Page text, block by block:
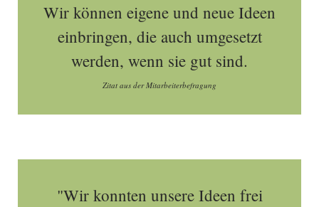
Wir können eigene und neue Ideen
einbringen, die auch umgesetzt
werden, wenn sie gut sind.
Zitat aus der Mitarbeiterbefragung
"Wir konnten unsere Ideen frei